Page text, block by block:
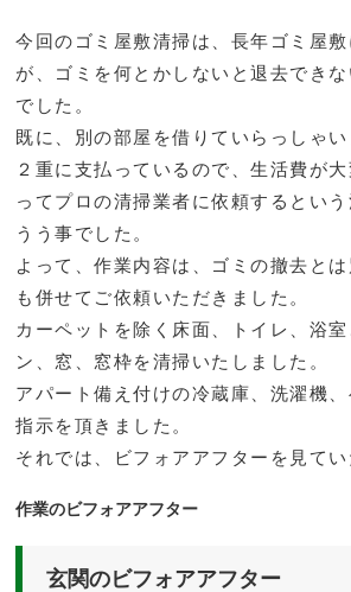
今回のゴミ屋敷清掃は、長年ゴミ屋
が、ゴミを何とかしないと退去でき
でした。
既に、別の部屋を借りていらっしゃ
２重に支払っているので、生活費が
ってプロの清掃業者に依頼するとい
うう事でした。
よって、作業内容は、ゴミの撤去と
も併せてご依頼いただきました。
カーペットを除く床面、トイレ、浴
ン、窓、窓枠を清掃いたしました。
アパート備え付けの冷蔵庫、洗濯機
指示を頂きました。
それでは、ビフォアアフターを見てい
作業のビフォアアフター
玄関のビフォアアフター